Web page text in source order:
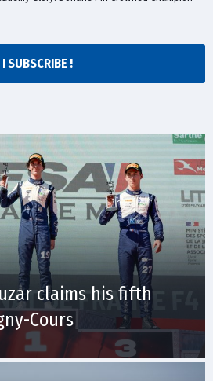
I SUBSCRIBE !
claims his fifth
Cours